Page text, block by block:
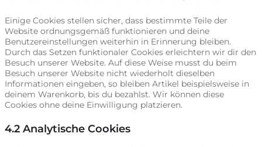
Einige Cookies stellen sicher, dass bestimmte Teile der
Website ordnungsgemäß funktionieren und deine
Benutzereinstellungen weiterhin in Erinnerung bleiben.
Durch das Setzen funktionaler Cookies erleichtern wir dir den
Besuch unserer Website. Auf diese Weise musst du beim
Besuch unserer Website nicht wiederholt dieselben
Informationen eingeben, so bleiben Artikel beispielsweise in
deinem Warenkorb, bis du bezahlst. Wir können diese
Cookies ohne deine Einwilligung platzieren.
4.2 Analytische Cookies